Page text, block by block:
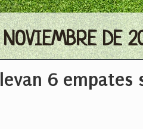
DE
6